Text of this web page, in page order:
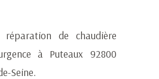
réparation de chaudière
à Puteaux 92800
Seine.